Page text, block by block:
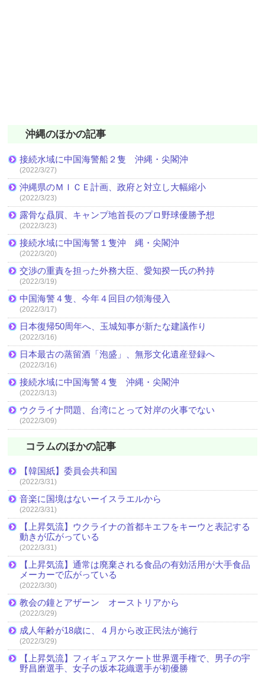
沖縄のほかの記事
接続水域に中国海警船２隻 沖縄・尖閣沖
(2022/3/27)
沖縄県のＭＩＣＥ計画、政府と対立し大幅縮小
(2022/3/23)
露骨な贔屓、キャンプ地首長のプロ野球優勝予想
(2022/3/23)
接続水域に中国海警１隻沖 縄・尖閣沖
(2022/3/20)
交渉の重責を担った外務大臣、愛知揆一氏の矜持
(2022/3/19)
中国海警４隻、今年４回目の領海侵入
(2022/3/17)
日本復帰50周年へ、玉城知事が新たな建議作り
(2022/3/16)
日本最古の蒸留酒「泡盛」、無形文化遺産登録へ
(2022/3/16)
接続水域に中国海警４隻 沖縄・尖閣沖
(2022/3/13)
ウクライナ問題、台湾にとって対岸の火事でない
(2022/3/09)
コラムのほかの記事
【韓国紙】委員会共和国
(2022/3/31)
音楽に国境はないーイスラエルから
(2022/3/31)
【上昇気流】ウクライナの首都キエフをキーウと表記する
動きが広がっている
(2022/3/31)
【上昇気流】通常は廃棄される食品の有効活用が大手食品
メーカーで広がっている
(2022/3/30)
教会の鐘とアザーン オーストリアから
(2022/3/29)
成人年齢が18歳に、４月から改正民法が施行
(2022/3/29)
【上昇気流】フィギュアスケート世界選手権で、男子の宇
野昌磨選手、女子の坂本花織選手が初優勝